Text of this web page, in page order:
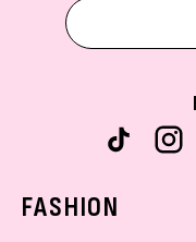
FASHION